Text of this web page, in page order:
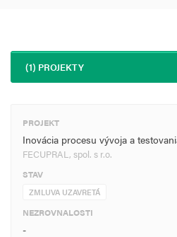
(1) PROJEKTY
PROJEKT
Inovácia procesu vývoja a
FECUPRAL, spol. s r.o.
STAV
ZMLUVA UZAVRETÁ
NEZROVNALOSTI
-